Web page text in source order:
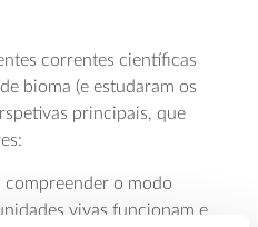
correntes científicas
bioma (e estudaram os
principais, que
o modo
vivas funcionam e